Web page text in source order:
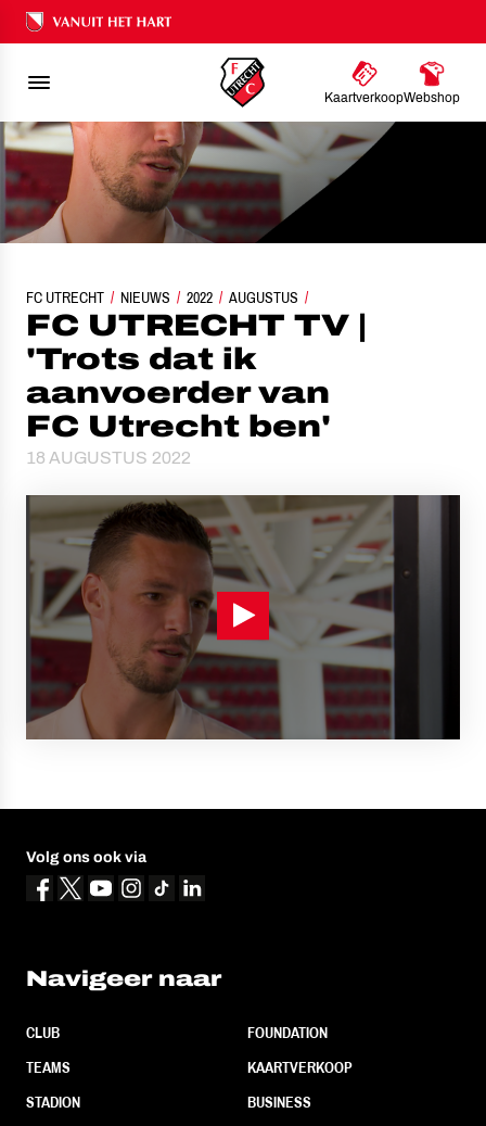
Ons nalatenschap
KaartverkoopWebshop
FC UTRECHT NIEUWS 2022 AUGUSTUS
FC UTRECHT TV | 'TROTS DAT IK AANVOERDER VAN FC
FC UTRECHT TV |
'Trots dat ik
aanvoerder van
FC Utrecht ben'
18 AUGUSTUS 2022
Volg ons ook via
Navigeer naar
CLUB
TEAMS
STADION
FOUNDATION
KAARTVERKOOP
BUSINESS